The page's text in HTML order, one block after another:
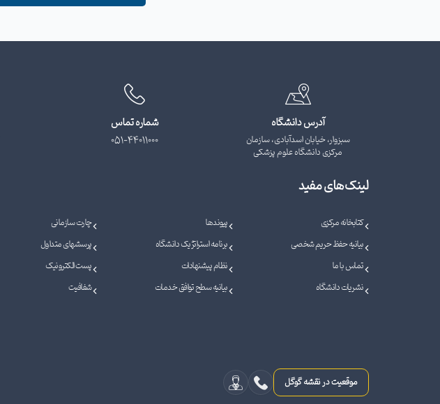
آدرس دانشگاه
سبزوار، خیابان اسدآبادی، سازمان
مرکزی دانشگاه علوم پزشکی
شماره تماس
051-44011000
لینک‌های مفید
کتابخانه مرکزی پیوندها
چارت سازمانی
بیانیه حفظ حریم شخصی
برنامه استراتژیک دانشگاه
پرسشهای متداول
تماس با ما
نظام پیشنهادات
پست الکترونیک
نشریات دانشگاه
بیانیه سطح توافق خدمات شفافیت
موقعیت در نقشه گوگل